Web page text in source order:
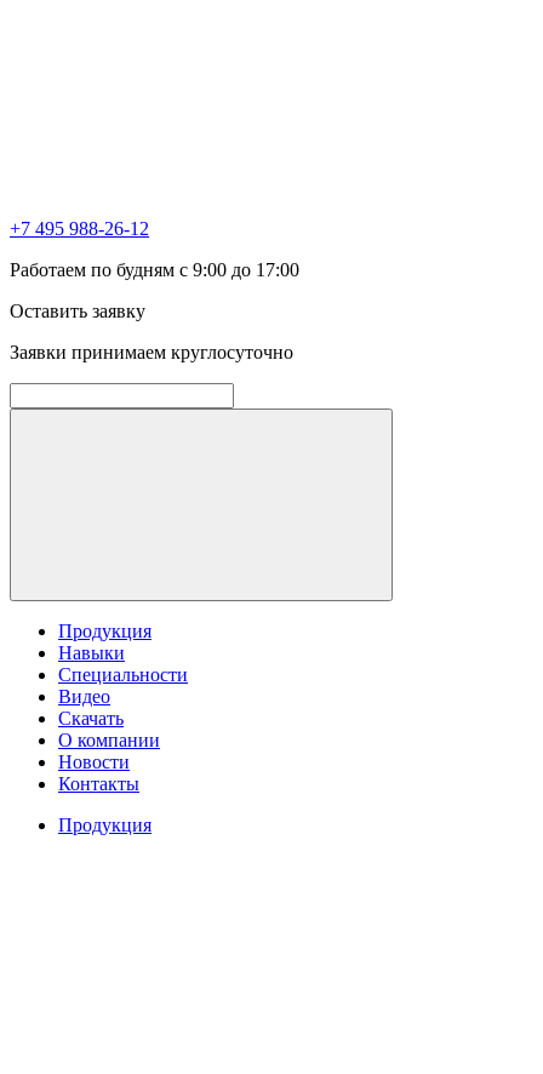
+7 495 988-26-12
Работаем по будням с 9:00 до 17:00
Оставить заявку
Заявки принимаем круглосуточно
Продукция
Навыки
Специальности
Видео
Скачать
О компании
Новости
Контакты
Продукция